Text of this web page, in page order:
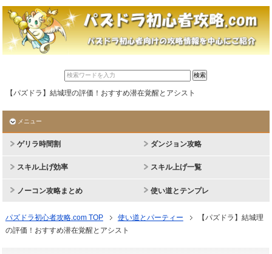
【パズドラ】結城理の評価！おすすめ潜在覚醒とアシスト
メニュー
ゲリラ時間割 ダンジョン攻略
スキル上げ効率 スキル上げ一覧
ノーコン攻略まとめ 使い道とテンプレ
パズドラ初心者攻略.com TOP 使い道とパーティー
【パズドラ】結城理
の評価！おすすめ潜在覚醒とアシスト